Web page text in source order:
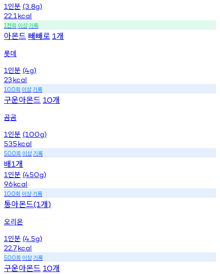
1 인분 (3.8g)
22.1 kcal
1천회 이상기록
아몬드 빼빼로 1개
롯데
1 인분 (4g)
23kcal
100회 이상기록
구운아몬드 10개
곰곰
1 인분 (100g)
535kcal
500회 이상기록
배1개
1 인분 (450g)
96kcal
100회 이상기록
통아몬드(1개)
오리온
1 인분 (4.5g)
22.7kcal
500회 이상기록
구운아몬드 10개